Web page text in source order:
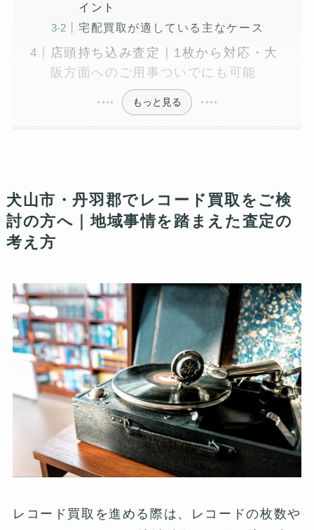
イント
宅配買取が適している主なケース
店頭持ち込み査定｜1枚から対応・大
阪方面へのご用事ついでにも可能
もっと見る
犬山市・丹羽郡でレコード買取をご検
討の方へ｜地域事情を踏まえた査定の
考え方
レコード買取を進める際は、レコードの枚数や